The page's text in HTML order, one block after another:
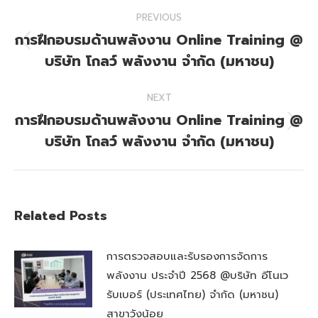
navigation
PREVIOUS
Previous
post:
การฝึกอบรมด้านพลังงาน Online Training @
บริษัท โกลว์ พลังงาน จำกัด (มหาชน)
NEXT
Next
post:
การฝึกอบรมด้านพลังงาน Online Training @
บริษัท โกลว์ พลังงาน จำกัด (มหาชน)
Related Posts
การตรวจสอบและรับรองการจัดการ
พลังงาน ประจำปี 2568 @บริษัท อีโนเว
รับเบอร์ (ประเทศไทย) จำกัด (มหาชน)
สาขาวังน้อย